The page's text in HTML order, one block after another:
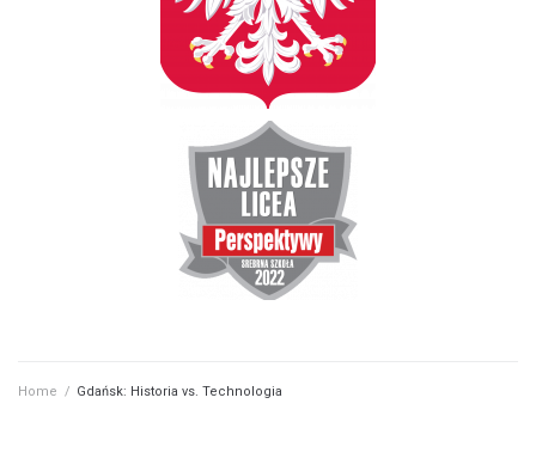
Home / Gdańsk: Historia vs. Technologia